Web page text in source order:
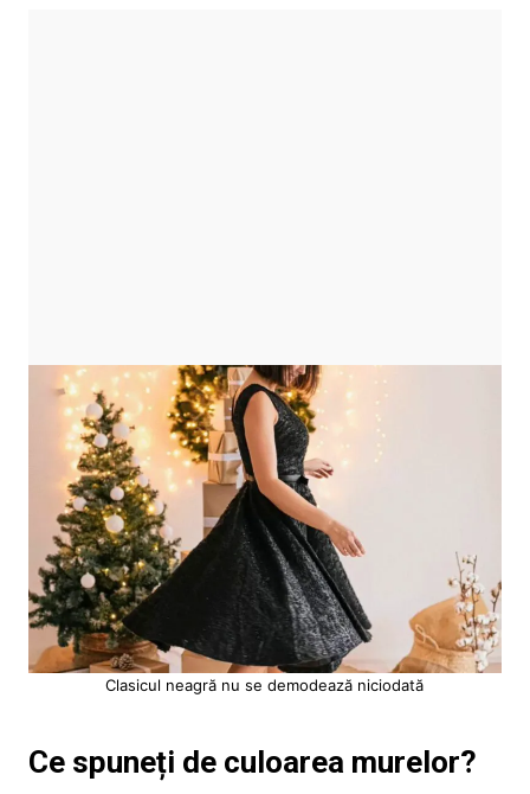
Clasicul neagră nu se demodează niciodată
Ce spuneți de culoarea murelor?